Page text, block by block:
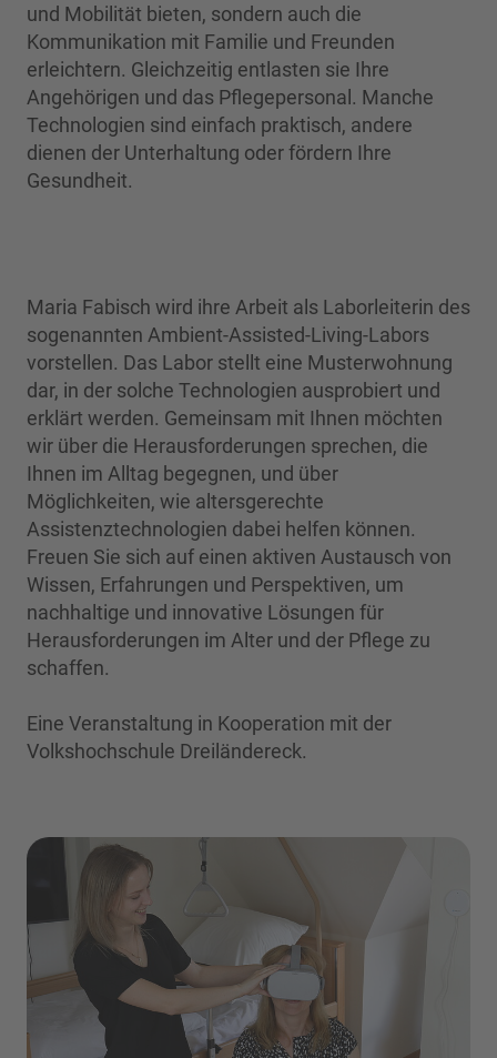
und Mobilität bieten, sondern auch die
Kommunikation mit Familie und Freunden
erleichtern. Gleichzeitig entlasten sie Ihre
Angehörigen und das Pflegepersonal. Manche
Technologien sind einfach praktisch, andere
dienen der Unterhaltung oder fördern Ihre
Gesundheit.
Maria Fabisch wird ihre Arbeit als Laborleiterin des
sogenannten Ambient-Assisted-Living-Labors
vorstellen. Das Labor stellt eine Musterwohnung
dar, in der solche Technologien ausprobiert und
erklärt werden. Gemeinsam mit Ihnen möchten
wir über die Herausforderungen sprechen, die
Ihnen im Alltag begegnen, und über
Möglichkeiten, wie altersgerechte
Assistenztechnologien dabei helfen können.
Freuen Sie sich auf einen aktiven Austausch von
Wissen, Erfahrungen und Perspektiven, um
nachhaltige und innovative Lösungen für
Herausforderungen im Alter und der Pflege zu
schaffen.
Eine Veranstaltung in Kooperation mit der
Volkshochschule Dreiländereck.